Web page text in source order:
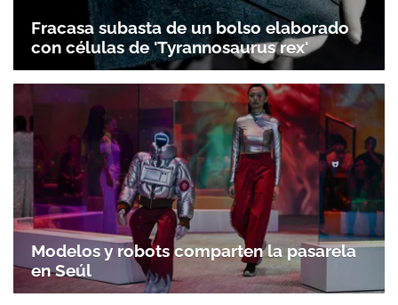
Fracasa subasta de un bolso elaborado
con células de 'Tyrannosaurus rex'
Modelos y robots comparten la pasarela
en Seúl